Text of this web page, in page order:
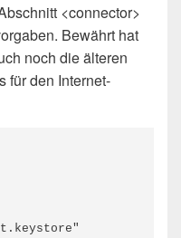
<connector>
Bewährt hat
noch die älteren
für den Internet-